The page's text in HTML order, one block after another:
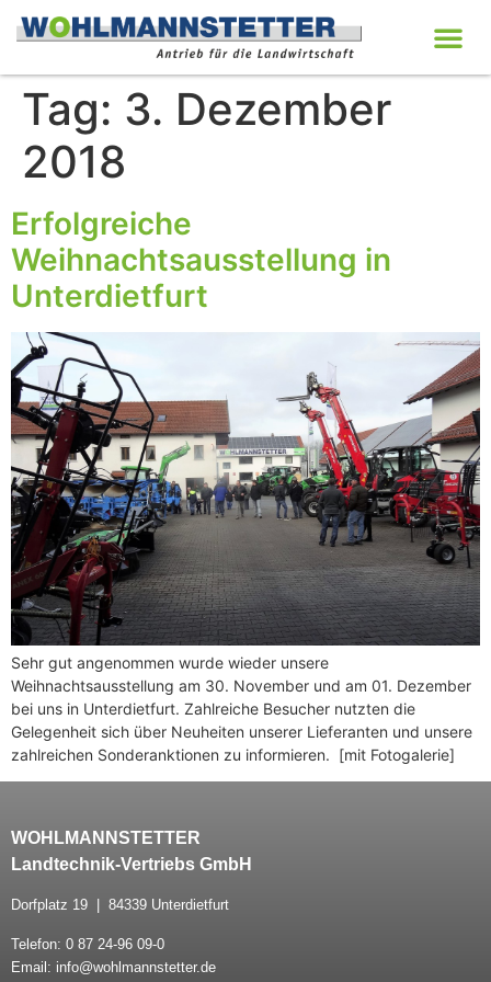
Tag: 3. Dezember
2018
Erfolgreiche
Weihnachtsausstellung in
Unterdietfurt
Sehr gut angenommen wurde wieder unsere
Weihnachtsausstellung am 30. November und am 01. Dezember
bei uns in Unterdietfurt. Zahlreiche Besucher nutzten die
Gelegenheit sich über Neuheiten unserer Lieferanten und unsere
zahlreichen Sonderanktionen zu informieren. [mit Fotogalerie]
WOHLMANNSTETTER
Landtechnik-Vertriebs GmbH
Dorfplatz 19 | 84339 Unterdietfurt
Telefon: 0 87 24-96 09-0
Email: info@wohlmannstetter.de